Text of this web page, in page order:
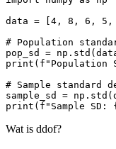
data = [4, 8, 6, 5,
# Population
pop_sd =
print(f"Population
# Sample standard
sample_sd =
print(f"Sample SD:
Wat is ddof?